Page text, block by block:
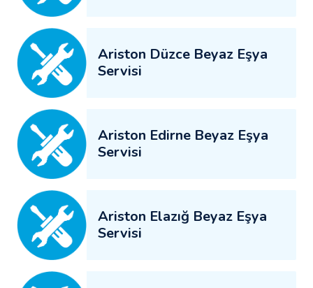
Ariston Düzce Beyaz Eşya
Servisi
Ariston Edirne Beyaz Eşya
Servisi
Ariston Elazığ Beyaz Eşya
Servisi